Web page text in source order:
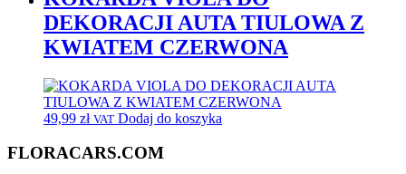
DEKORACJI AUTA TIULOWA Z
KWIATEM CZERWONA
49,99 zł VAT Dodaj do koszyka
FLORACARS.COM